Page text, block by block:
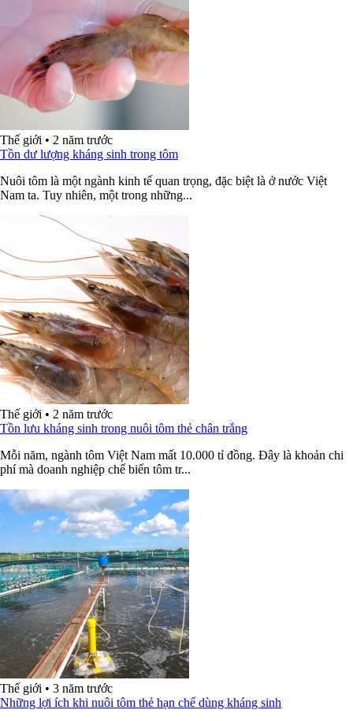
Thế giới • 2 năm trước
Tồn dư lượng kháng sinh trong tôm
Nuôi tôm là một ngành kinh tế quan trọng, đặc biệt là ở nước Việt
Nam ta. Tuy nhiên, một trong những...
Thế giới • 2 năm trước
Tồn lưu kháng sinh trong nuôi tôm thẻ chân trắng
Mỗi năm, ngành tôm Việt Nam mất 10.000 tỉ đồng. Đây là khoản chi
phí mà doanh nghiệp chế biến tôm tr...
Thế giới • 3 năm trước
Những lợi ích khi nuôi tôm thẻ hạn chế dùng kháng sinh